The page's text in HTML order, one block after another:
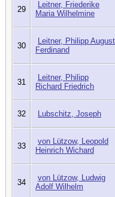
29
Leitner, Friederike
Maria Wilhelmine
30
Leitner, Philipp August
Ferdinand
31
Leitner, Philipp
Richard Friedrich
32 Lubschitz, Joseph
33
von Lützow, Leopold
Heinrich Wichard
34
von Lützow, Ludwig
Adolf Wilhelm